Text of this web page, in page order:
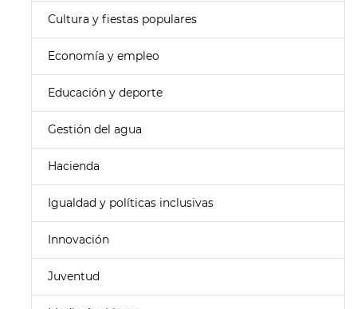
Cultura y fiestas populares
Economía y empleo
Educación y deporte
Gestión del agua
Hacienda
Igualdad y políticas inclusivas
Innovación
Juventud